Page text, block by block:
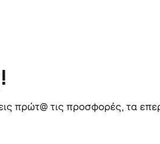
πρώτ@ τις προσφορές, τα